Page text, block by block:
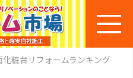
粧台リフォームランキング